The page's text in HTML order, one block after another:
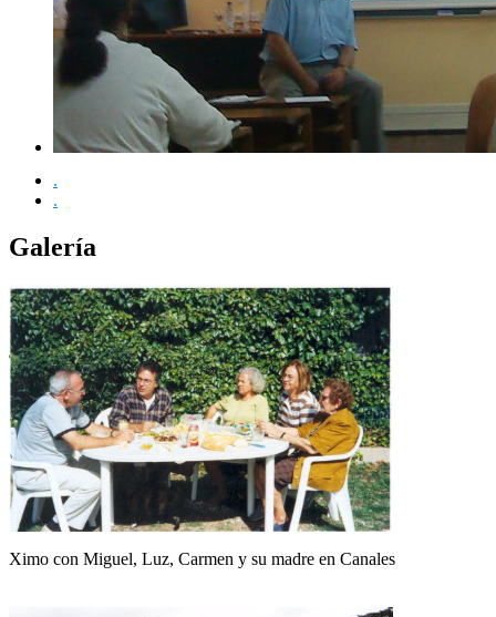
.
.
Galería
Ximo con Miguel, Luz, Carmen y su madre en Canales